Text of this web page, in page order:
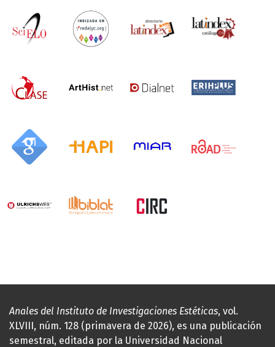
Anales del Instituto de Investigaciones Estéticas, vol.
XLVIII, núm. 128 (primavera de 2026), es una publicación
semestral, editada por la Universidad Nacional